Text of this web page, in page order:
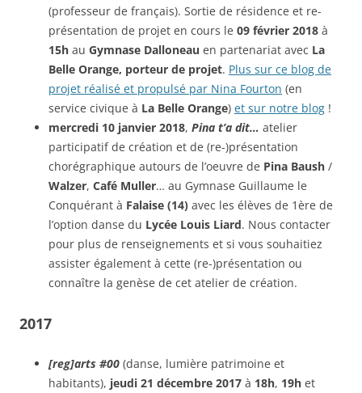
(professeur de français). Sortie de résidence et re-
présentation de projet en cours le 09 février 2018 à
15h au Gymnase Dalloneau en partenariat avec La
Belle Orange, porteur de projet. Plus sur ce blog de
projet réalisé et propulsé par Nina Fourton (en
service civique à La Belle Orange) et sur notre blog !
mercredi 10 janvier 2018, Pina t’a dit… atelier
participatif de création et de (re-)présentation
chorégraphique autours de l’oeuvre de Pina Baush /
Walzer, Café Muller… au Gymnase Guillaume le
Conquérant à Falaise (14) avec les élèves de 1ère de
l’option danse du Lycée Louis Liard. Nous contacter
pour plus de renseignements et si vous souhaitiez
assister également à cette (re-)présentation ou
connaître la genèse de cet atelier de création.
2017
[reg]arts #00 (danse, lumière patrimoine et
habitants), jeudi 21 décembre 2017 à 18h, 19h et